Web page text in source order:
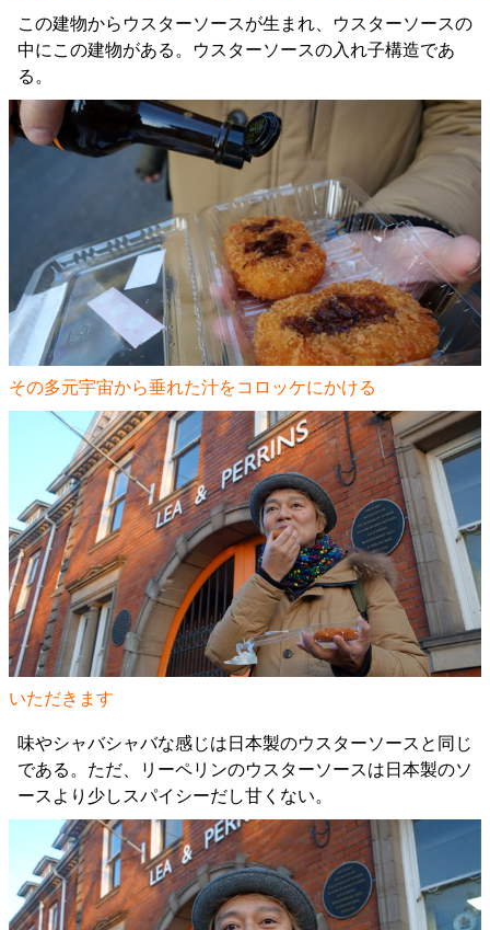
この建物からウスターソースが生まれ、ウスターソースの
中にこの建物がある。ウスターソースの入れ子構造であ
る。
その多元宇宙から垂れた汁をコロッケにかける
いただきます
味やシャバシャバな感じは日本製のウスターソースと同じ
である。ただ、リーペリンのウスターソースは日本製のソ
ースより少しスパイシーだし甘くない。